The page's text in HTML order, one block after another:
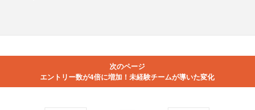
次のページ
エントリー数が4倍に増加！未経験チームが導いた変化